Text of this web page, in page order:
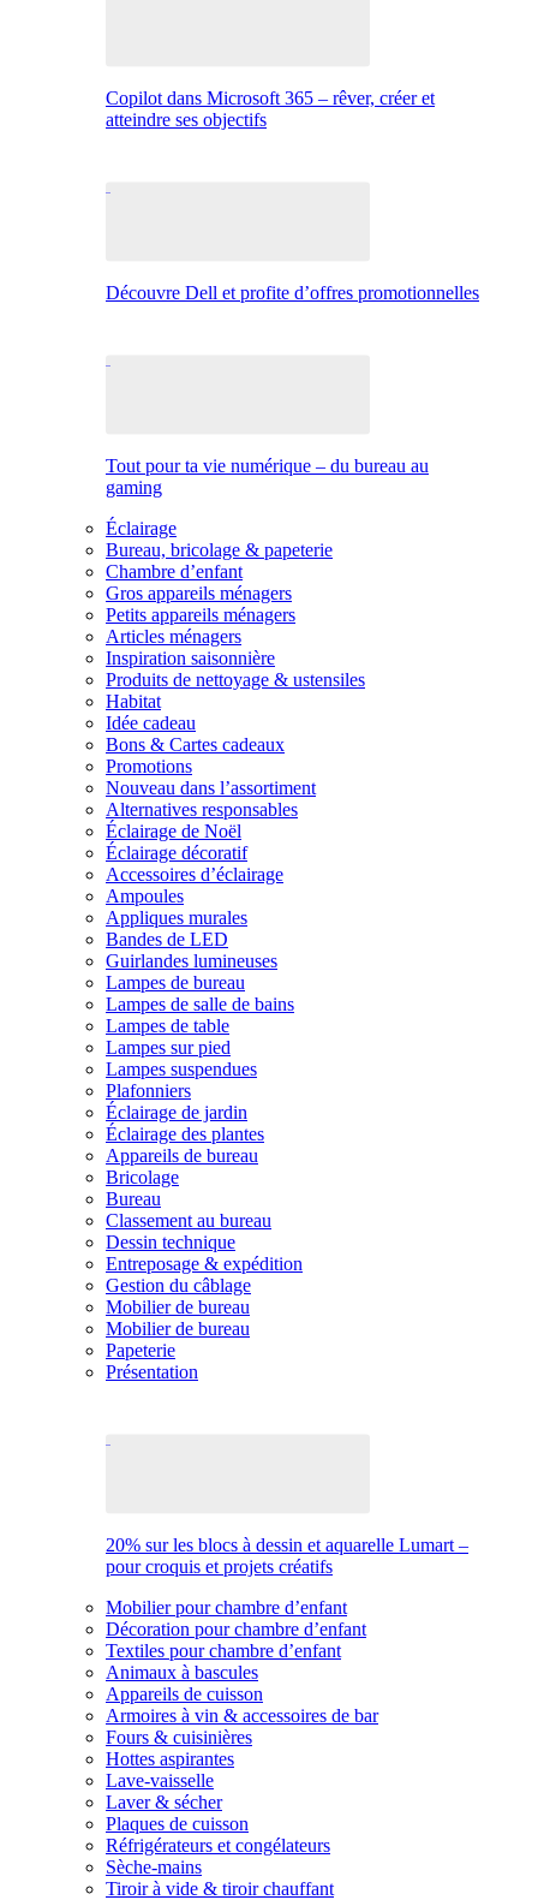
Copilot dans Microsoft 365 – rêver, créer et
atteindre ses objectifs
Découvre Dell et profite d’offres promotionnelles
Tout pour ta vie numérique – du bureau au
gaming
Éclairage
Bureau, bricolage & papeterie
Chambre d’enfant
Gros appareils ménagers
Petits appareils ménagers
Articles ménagers
Inspiration saisonnière
Produits de nettoyage & ustensiles
Habitat
Idée cadeau
Bons & Cartes cadeaux
Promotions
Nouveau dans l’assortiment
Alternatives responsables
Éclairage de Noël
Éclairage décoratif
Accessoires d’éclairage
Ampoules
Appliques murales
Bandes de LED
Guirlandes lumineuses
Lampes de bureau
Lampes de salle de bains
Lampes de table
Lampes sur pied
Lampes suspendues
Plafonniers
Éclairage de jardin
Éclairage des plantes
Appareils de bureau
Bricolage
Bureau
Classement au bureau
Dessin technique
Entreposage & expédition
Gestion du câblage
Mobilier de bureau
Mobilier de bureau
Papeterie
Présentation
20% sur les blocs à dessin et aquarelle Lumart –
pour croquis et projets créatifs
Mobilier pour chambre d’enfant
Décoration pour chambre d’enfant
Textiles pour chambre d’enfant
Animaux à bascules
Appareils de cuisson
Armoires à vin & accessoires de bar
Fours & cuisinières
Hottes aspirantes
Lave-vaisselle
Laver & sécher
Plaques de cuisson
Réfrigérateurs et congélateurs
Sèche-mains
Tiroir à vide & tiroir chauffant